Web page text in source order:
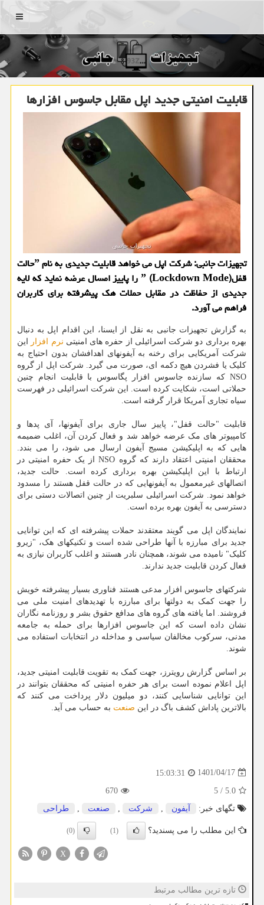
منو
قابلیت امنیتی جدید اپل مقابل جاسوس افزارها
تجهیزات جانبی: شرکت اپل می خواهد قابلیت جدیدی به نام ˮحالت
قفلˮ (Lockdown Mode) را پاییز امسال عرضه نماید که لایه
جدیدی از حفاظت در مقابل حملات هک پیشرفته برای کاربران
فراهم می آورد.
به گزارش تجهیزات جانبی به نقل از ایسنا، این اقدام اپل به دنبال
بهره برداری دو شرکت اسرائیلی از حفره های امنیتی نرم افزار
این
شرکت آمریکایی برای رخنه به آیفونهای اهدافشان بدون احتیاج به
کلیک یا فشردن هیچ دکمه ای، صورت می گیرد. شرکت اپل از گروه
NSO که سازنده جاسوس افزار پگاسوس با قابلیت انجام چنین
حملاتی است، شکایت کرده است. این شرکت اسرائیلی در فهرست
سیاه تجاری آمریکا قرار گرفته است.
قابلیت "حالت قفل"، پاییز سال جاری برای آیفونها، آی پدها و
کامپیوتر های مک عرضه خواهد شد و فعال کردن آن، اغلب ضمیمه
هایی که به اپلیکیشن مسیج آیفون ارسال می شود، را می بندد.
محققان امنیتی اعتقاد دارند که گروه NSO از یک حفره امنیتی در
ارتباط با این اپلیکیشن بهره برداری کرده است. حالت جدید،
اتصالهای غیرمعمول به آیفونهایی که در حالت قفل هستند را مسدود
خواهد نمود. شرکت اسرائیلی سلبریت از چنین اتصالات دستی برای
دسترسی به آیفون بهره برده است.
نمایندگان اپل می گویند معتقدند حملات پیشرفته ای که این توانایی
جدید برای مبارزه با آنها طراحی شده است و تکنیکهای هک، "زیرو
کلیک" نامیده می شوند، همچنان نادر هستند و اغلب کاربران نیازی به
فعال کردن قابلیت جدید ندارند.
شرکتهای جاسوس افزار مدعی هستند فناوری بسیار پیشرفته خویش
را جهت کمک به دولتها برای مبارزه با تهدیدهای امنیت ملی می
فروشند. اما یافته های گروه های مدافع حقوق بشر و روزنامه نگاران
نشان داده است که این جاسوس افزارها برای حمله به جامعه
مدنی، سرکوب مخالفان سیاسی و مداخله در انتخابات استفاده می
شوند.
بر اساس گزارش رویترز، جهت کمک به تقویت قابلیت امنیتی جدید،
اپل اعلام نموده است برای هر حفره امنیتی که محققان بتوانند در
این توانایی شناسایی کنند، دو میلیون دلار پرداخت می کنند که
بالاترین پاداش کشف باگ در این صنعت به حساب می آید.
1401/04/17
15:03:31
5.0
/
5
670
تگهای خبر:
آیفون شركت صنعت طراحی
این مطلب را می پسندید؟ (1)
(0)
X
تازه ترین مطالب مرتبط